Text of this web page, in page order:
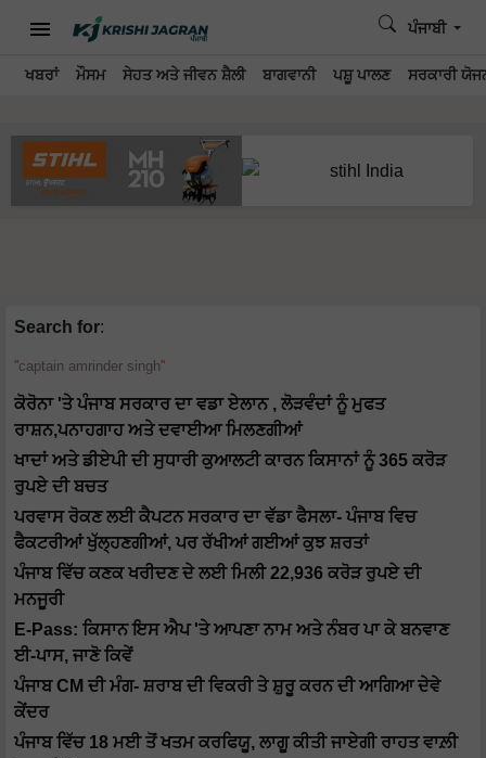
ਖਬਰਾਂ ਮੌਸਮ ਸੇਹਤ ਅਤੇ ਜੀਵਨ ਸ਼ੈਲੀ ਬਾਗਵਾਨੀ ਪਸ਼ੂ ਪਾਲਣ ਸਰਕਾਰੀ
ਪੰਜਾਬੀ
Search for:
captain amrinder singh
ਕੋਰੋਨਾ 'ਤੇ ਪੰਜਾਬ ਸਰਕਾਰ ਦਾ ਵਡਾ ਏਲਾਨ , ਲੋੜਵੰਦਾਂ ਨੂੰ ਮੁਫਤ
ਰਾਸ਼ਨ,ਪਨਾਹਗਾਹ ਅਤੇ ਦਵਾਈਆ ਮਿਲਣਗੀਆਂ
ਖਾਦਾਂ ਅਤੇ ਡੀਏਪੀ ਦੀ ਸੁਧਾਰੀ ਕੁਆਲਟੀ ਕਾਰਨ ਕਿਸਾਨਾਂ ਨੂੰ 365 ਕਰੋੜ
ਰੁਪਏ ਦੀ ਬਚਤ
ਪਰਵਾਸ ਰੋਕਣ ਲਈ ਕੈਪਟਨ ਸਰਕਾਰ ਦਾ ਵੱਡਾ ਫੈਸਲਾ- ਪੰਜਾਬ ਵਿਚ
ਫੈਕਟਰੀਆਂ ਖੁੱਲ੍ਹਣਗੀਆਂ, ਪਰ ਰੱਖੀਆਂ ਗਈਆਂ ਕੁਝ ਸ਼ਰਤਾਂ
ਪੰਜਾਬ ਵਿੱਚ ਕਣਕ ਖਰੀਦਣ ਦੇ ਲਈ ਮਿਲੀ 22,936 ਕਰੋੜ ਰੁਪਏ ਦੀ
ਮਨਜੂਰੀ
E-Pass: ਕਿਸਾਨ ਇਸ ਐਪ 'ਤੇ ਆਪਣਾ ਨਾਮ ਅਤੇ ਨੰਬਰ ਪਾ ਕੇ ਬਨਵਾਣ
ਈ-ਪਾਸ, ਜਾਣੋ ਕਿਵੇਂ
ਪੰਜਾਬ CM ਦੀ ਮੰਗ- ਸ਼ਰਾਬ ਦੀ ਵਿਕਰੀ ਤੇ ਸ਼ੁਰੂ ਕਰਨ ਦੀ ਆਗਿਆ ਦੇਵੇ
ਕੇਂਦਰ
ਪੰਜਾਬ ਵਿੱਚ 18 ਮਈ ਤੋਂ ਖਤਮ ਕਰਫਿਯੂ, ਲਾਗੂ ਕੀਤੀ ਜਾਏਗੀ ਰਾਹਤ ਵਾਲ਼ੀ